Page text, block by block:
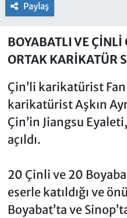
Paylaş
BOYABATLI VE ÇİNLİ
ORTAK KARİKATÜR
Çin’li karikatürist
karikatürist Aşkın
Çin’in Jiangsu
açıldı.
20 Çinli ve 20
eserle katıldığı ve
Boyabat’ta ve